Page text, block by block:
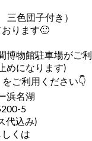
色団子付き）
ります🙂
物館駐車場がご利
めになります)
ご利用ください👇
浜名湖
5
代込み)
くは